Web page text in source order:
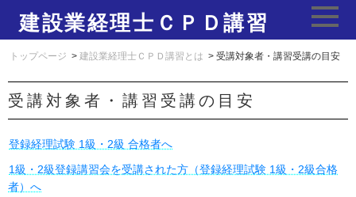
建設業経理士ＣＰＤ講習
トップページ > 建設業経理士ＣＰＤ講習とは > 受講対象者・講習受講の目安
受講対象者・講習受講の目安
登録経理試験 1級・2級 合格者へ
1級・2級登録講習会を受講された方（登録経理試験 1級・2級合格
者）へ